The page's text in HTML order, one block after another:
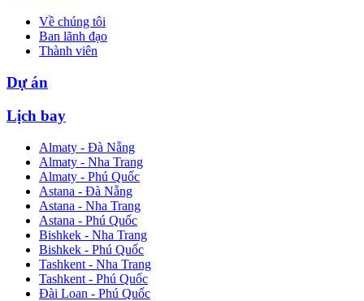
Về chúng tôi
Ban lãnh đạo
Thành viên
Dự án
Lịch bay
Almaty - Đà Nẵng
Almaty - Nha Trang
Almaty - Phú Quốc
Astana - Đà Nẵng
Astana - Nha Trang
Astana - Phú Quốc
Bishkek - Nha Trang
Bishkek - Phú Quốc
Tashkent - Nha Trang
Tashkent - Phú Quốc
Đài Loan - Phú Quốc